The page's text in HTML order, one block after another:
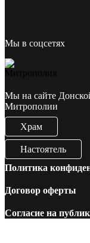
Мы в соцсетях
Мы на сайте
Митрополии
Храм
Настоятель
Политика
Договор оферты
Согласие на